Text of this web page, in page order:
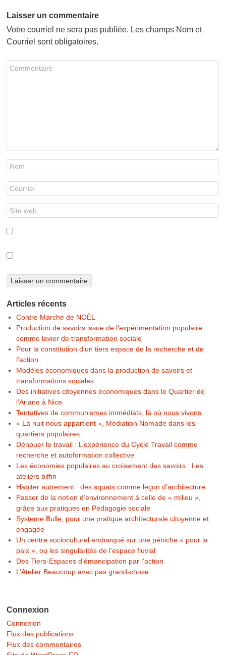
Laisser un commentaire
Votre courriel ne sera pas publiée. Les champs Nom et
Courriel sont obligatoires.
Articles récents
Contre Marché de NOËL
Production de savoirs issue de l’expérimentation populaire
comme levier de transformation sociale
Pour la constitution d’un tiers espace de la recherche et de
l’action
Modèles économiques dans la production de savoirs et
transformations sociales
Des initiatives citoyennes économiques dans le Quartier de
l’Ariane à Nice
Tentatives de communismes immédiats, là où nous vivons
« La nuit nous appartient », Médiation Nomade dans les
quartiers populaires
Dénouer le travail : L’expérience du Cycle Travail comme
recherche et autoformation collective
Les économies populaires au croisement des savoirs : Les
ateliers biffin
Habiter autrement : des squats comme leçon d’architecture
Passer de la notion d’environnement à celle de « milieu »,
grâce aux pratiques en Pédagogie sociale
Systeme Bulle, pour une pratique architecturale citoyenne et
engagée
Un centre socioculturel embarqué sur une péniche « pour la
paix », ou les singularités de l’espace fluvial
Des Tiers-Espaces d’émancipation par l’action
L’Atelier Beaucoup avec pas grand-chose
Connexion
Connexion
Flux des publications
Flux des commentaires